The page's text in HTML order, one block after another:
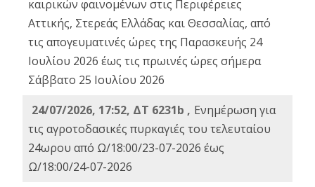
καιρικών φαινομένων στις Περιφέρειες
Αττικής, Στερεάς Ελλάδας και Θεσσαλίας, από
τις απογευματινές ώρες της Παρασκευής 24
Ιουλίου 2026 έως τις πρωινές ώρες σήμερα
Σάββατο 25 Ιουλίου 2026
24/07/2026, 17:52, ΔΤ 6231b , Ενημέρωση για
τις αγροτοδασικές πυρκαγιές του τελευταίου
24ωρου από Ω/18:00/23-07-2026 έως
Ω/18:00/24-07-2026